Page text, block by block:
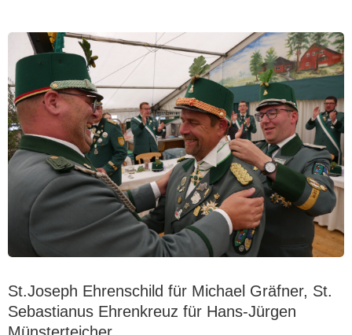
St.Joseph Ehrenschild für Michael Gräfner, St.
Sebastianus Ehrenkreuz für Hans-Jürgen